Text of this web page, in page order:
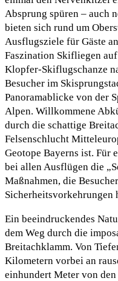
Absprung spüren – auch
bieten sich rund um
Ausflugsziele für Gäste
Faszination Skifliegen
Klopfer-Skiflugschanze
Besucher im
Panoramablicke von der
Alpen. Willkommene
durch die schattige
Felsenschlucht
Geotope Bayerns ist. Für
bei allen Ausflügen die
Maßnahmen, die
Sicherheitsvorkehrungen
Ein beeindruckendes
dem Weg durch die
Breitachklamm. Von
Kilometern vorbei an
einhundert Meter von